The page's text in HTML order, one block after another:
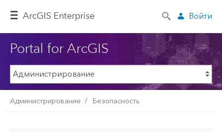
ArcGIS Enterprise Войти
Portal for ArcGIS
Администрирование Безопасность